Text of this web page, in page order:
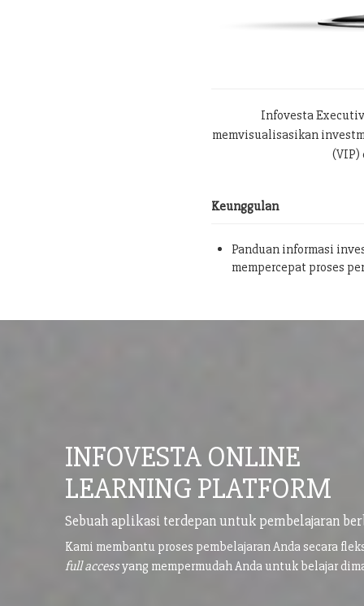
Infovesta
memvisualisasikan
(VIP)
Keunggulan
Panduan informasi
mempercepat proses
INFOVESTA ONLINE
LEARNING PLATFORM
Sebuah aplikasi terdepan untuk pembelajaran
Kami membantu proses pembelajaran Anda secara
full accessyang mempermudah Anda untuk belajar